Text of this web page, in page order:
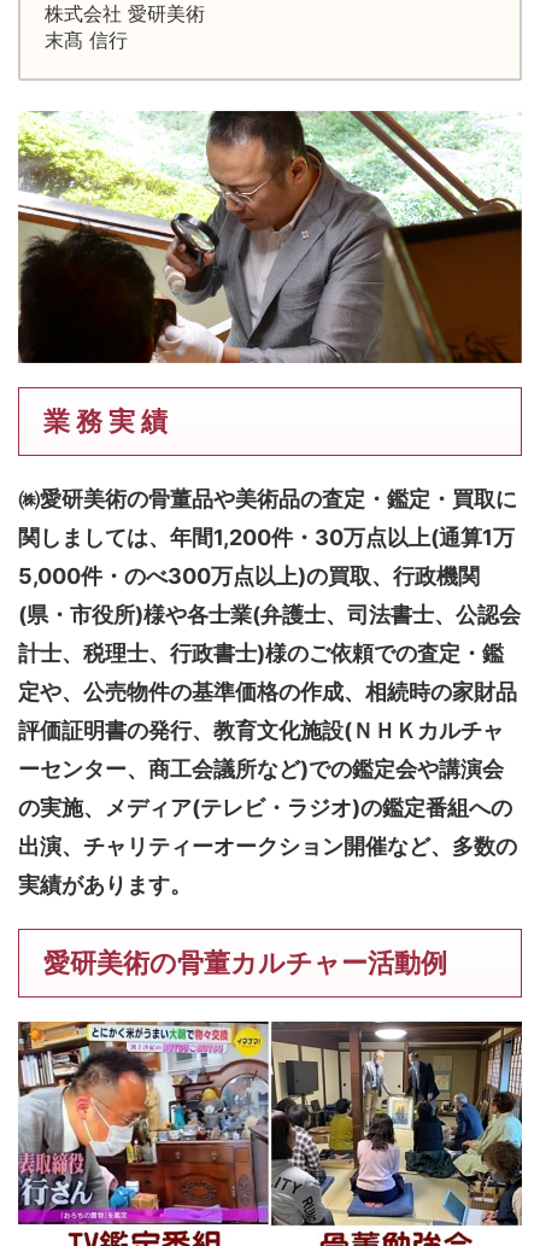
株式会社 愛研美術
末髙 信行
業 務 実 績
㈱愛研美術の骨董品や美術品の査定・鑑定・買取に
関しましては、 年間1,200件・30万点以上(通算1万
5,000件・のべ300万点以上)の買取、行政機関
(県・市役所)様や各士業(弁護士、司法書士、公認会
計士、税理士、行政書士)様のご依頼での査定・鑑
定や、公売物件の基準価格の作成、相続時の家財品
評価証明書の発行、教育文化施設(ＮＨＫカルチャ
ーセンター、商工会議所など)での鑑定会や講演会
の実施、メディア(テレビ・ラジオ)の鑑定番組への
出演、チャリティーオークション開催など、多数の
実績があります。
愛研美術の骨董カルチャー活動例